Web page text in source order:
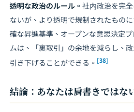
透明な政治のルール。 社内政治を完
ないが、より透明で規制されたもの
確な昇進基準、オープンな意思決定
ムは、「裏取引」の余地を減らし、
引き下げることができる。 [38]
結論：あなたは肩書きではな